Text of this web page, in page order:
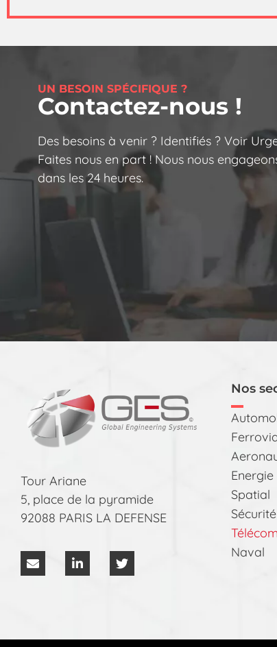
UN BESOIN SPÉCIFIQUE ?
Contactez-nous !
Des besoins à venir ? Identifiés ? Voir
Faites nous en part ! Nous nous
dans les 24 heures.
Tour Ariane
5, place de la pyramide
92088 PARIS LA DEFENSE
Nos
Energie
Spatial
Télécom
Naval